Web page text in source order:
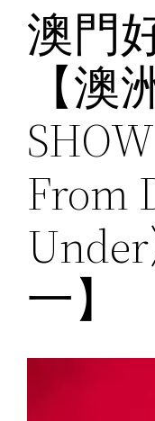
澳門
【澳
From
一】